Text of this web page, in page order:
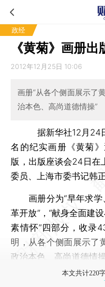
政经
《黄菊》画册
2012年12月25日 10:06
画册“从各个侧面展示了
治本色、高尚道德情操”
据新华社12月24日
名的纪实画册《黄菊
版，出版座谈会24日在
委员、上海市委书记韩
画册分为“早年求学
革开放”，“献身全面建
素情怀”四部分，收录
明，从各个侧面展示了
政治本色、高尚道德情操
本文共计220